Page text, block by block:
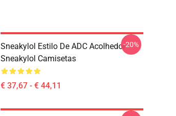
Sneakylol Estilo De ADC Acolhedor
Sneakylol Camisetas
€ 37,67 - € 44,11
-20%